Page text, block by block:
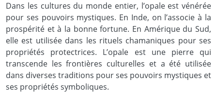
Dans les cultures du monde entier, l’opale est vénérée
pour ses pouvoirs mystiques. En Inde, on l’associe à la
prospérité et à la bonne fortune. En Amérique du Sud,
elle est utilisée dans les rituels chamaniques pour ses
propriétés protectrices. L’opale est une pierre qui
transcende les frontières culturelles et a été utilisée
dans diverses traditions pour ses pouvoirs mystiques et
ses propriétés symboliques.